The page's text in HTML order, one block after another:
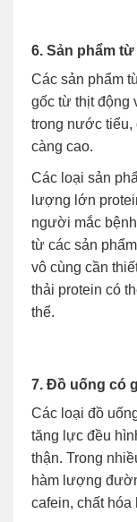
6. Sản phẩm
Các sản phẩm
gốc từ thịt động
trong nước tiểu,
càng cao.
Các loại sản
lượng lớn
người mắc
từ các sản
vô cùng cần
thải protein có
thể.
7. Đồ uống có
Các loại đồ
tăng lực đều
thận. Trong
hàm lượng
cafein, chất hóa